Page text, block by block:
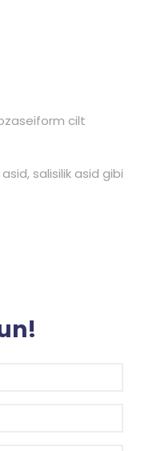
cilt
salisilik asid gibi